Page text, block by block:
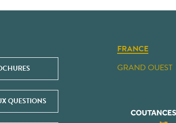
QUESTIONS
FRANCE
GRAND OUEST